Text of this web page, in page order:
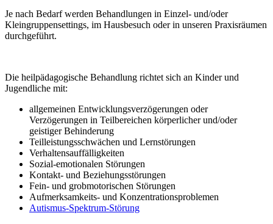
Je nach Bedarf werden Behandlungen in Einzel- und/oder
Kleingruppensettings, im Hausbesuch oder in unseren Praxisräumen
durchgeführt.
Die heilpädagogische Behandlung richtet sich an Kinder und
Jugendliche mit:
allgemeinen Entwicklungsverzögerungen oder
Verzögerungen in Teilbereichen körperlicher und/oder
geistiger Behinderung
Teilleistungsschwächen und Lernstörungen
Verhaltensauffälligkeiten
Sozial-emotionalen Störungen
Kontakt- und Beziehungsstörungen
Fein- und grobmotorischen Störungen
Aufmerksamkeits- und Konzentrationsproblemen
Autismus-Spektrum-Störung